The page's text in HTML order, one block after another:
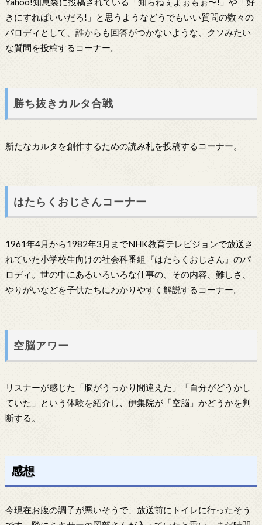
きにすればいいだろ!」と思うようなどうでもいい質問の数々の
パロディとして、誰からも回答がつかないような、クソみたい
な質問を投稿するコーナー。
勝ち抜きカルタ合戦
新たなカルタを創作するための読み札を投稿するコーナー。
はたらくおじさんコーナー
1961年4月から1982年3月までNHK教育テレビジョンで放送さ
れていた小学校生向けの社会科番組『はたらくおじさん』のパ
ロディ。世の中にあるいろいろな仕事の、その内容、難しさ、
やりがいなどを子供たちにわかりやすく解説するコーナー。
空脳アワー
リスナーが感じた「脳がうっかり間違えた」「自分がどうかし
ていた」という体験を紹介し、伊集院が「空脳」かどうかを判
断する。
感想
今現在お腹の調子が悪いそうで、放送前にトイレに行ったそう